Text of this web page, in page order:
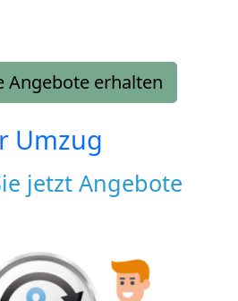
Angebote erhalten
Umzug
jetzt Angebote